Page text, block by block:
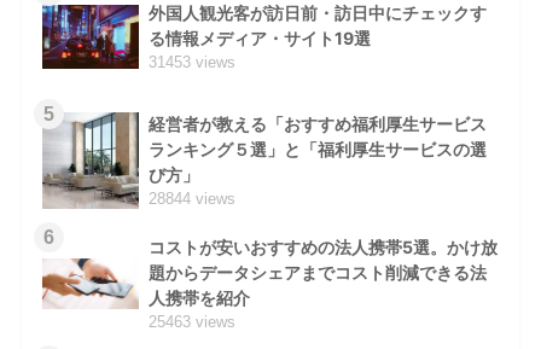
外国人観光客が訪日前・訪日中にチェックす
る情報メディア・サイト19選
31453 views
5
経営者が教える「おすすめ福利厚生サービス
ランキング５選」と「福利厚生サービスの選
び方」
28844 views
6
コストが安いおすすめの法人携帯5選。かけ放
題からデータシェアまでコスト削減できる法
人携帯を紹介
25463 views